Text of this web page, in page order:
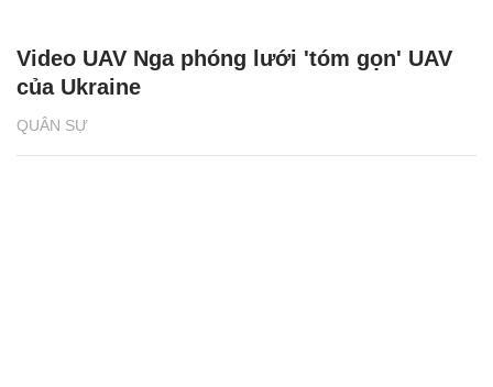
QUÂN SỰ
Video UAV Nga phóng lưới 'tóm gọn' UAV
của Ukraine